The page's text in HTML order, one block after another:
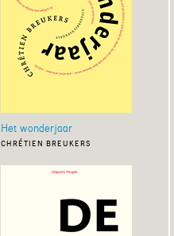
Het wonderjaar
chrétien breukers